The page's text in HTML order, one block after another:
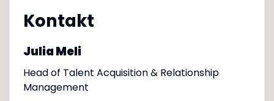
Kontakt
Julia Meli
Head of Talent Acquisition & Relationship
Management